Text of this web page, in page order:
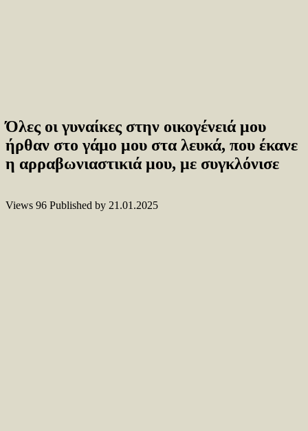
Όλες οι γυναίκες στην οικογένειά μου
ήρθαν στο γάμο μου στα λευκά, που έκανε
η αρραβωνιαστικιά μου, με συγκλόνισε
Views 96 Published by 21.01.2025